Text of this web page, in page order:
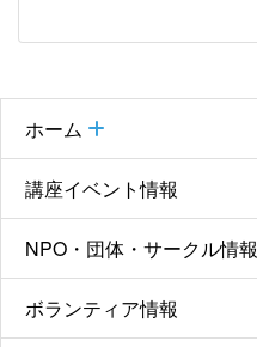
ホーム
講座イベント情報
NPO・団体・サークル情報
ボランティア情報